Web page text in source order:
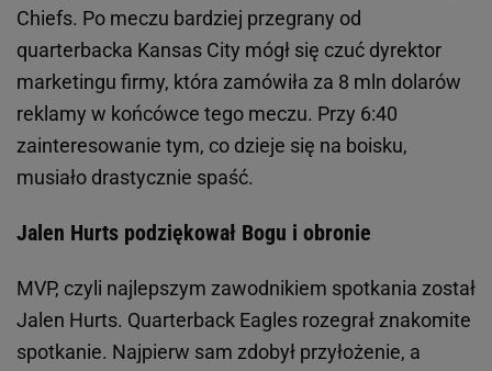
Chiefs. Po meczu bardziej przegrany od
quarterbacka Kansas City mógł się czuć dyrektor
marketingu firmy, która zamówiła za 8 mln dolarów
reklamy w końcówce tego meczu. Przy 6:40
zainteresowanie tym, co dzieje się na boisku,
musiało drastycznie spaść.
Jalen Hurts podziękował Bogu i obronie
MVP, czyli najlepszym zawodnikiem spotkania został
Jalen Hurts. Quarterback Eagles rozegrał znakomite
spotkanie. Najpierw sam zdobył przyłożenie, a